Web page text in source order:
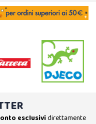
esclusividirettamente